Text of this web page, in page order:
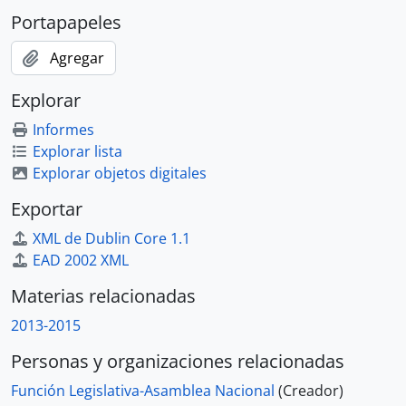
Portapapeles
Agregar
Explorar
Informes
Explorar lista
Explorar objetos digitales
Exportar
XML de Dublin Core 1.1
EAD 2002 XML
Materias relacionadas
2013-2015
Personas y organizaciones relacionadas
Función Legislativa-Asamblea Nacional (Creador)